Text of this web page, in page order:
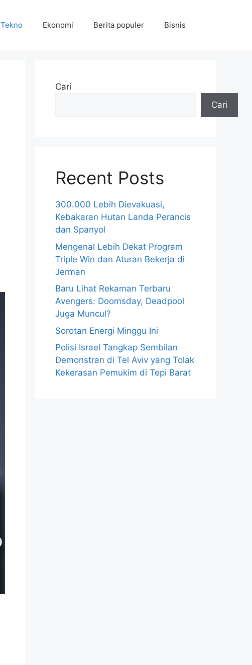
Tekno Ekonomi Berita populer Bisnis
Cari
Cari
Recent Posts
300.000 Lebih Dievakuasi,
Kebakaran Hutan Landa Perancis
dan Spanyol
Mengenal Lebih Dekat Program
Triple Win dan Aturan Bekerja di
Jerman
Baru Lihat Rekaman Terbaru
Avengers: Doomsday, Deadpool
Juga Muncul?
Sorotan Energi Minggu Ini
Polisi Israel Tangkap Sembilan
Demonstran di Tel Aviv yang Tolak
Kekerasan Pemukim di Tepi Barat